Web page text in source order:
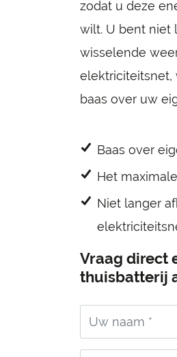
zodat u deze
wilt. U bent niet
wisselende
elektriciteitsnet,
baas over uw
Baas over
Het
Niet langer
Vraag direct
thuisbatterij
Uw naam *